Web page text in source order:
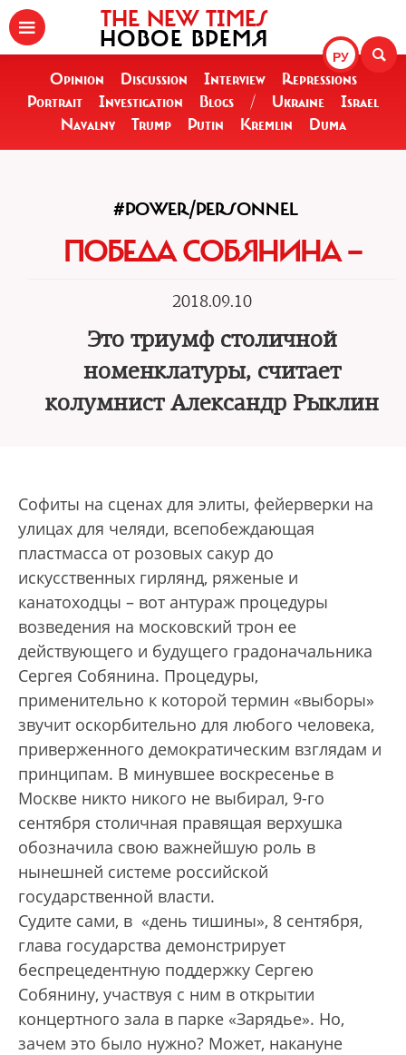
РУ
THE NEW TIMES
НОВОЕ ВРЕМЯ
Opinion Discussion Interview
Repressions
Portrait
Investigation Blogs / Ukraine
Israel
Navalny
Trump Putin Kremlin Duma
#POWER/PERSONNEL
ПОБЕДА СОБЯНИНА —
2018.09.10
Это триумф столичной
номенклатуры, считает
колумнист Александр Рыклин
Софиты на сценах для элиты, фейерверки на
улицах для челяди, всепобеждающая
пластмасса от розовых сакур до
искусственных гирлянд, ряженые и
канатоходцы – вот антураж процедуры
возведения на московский трон ее
действующего и будущего градоначальника
Сергея Собянина. Процедуры,
применительно к которой термин «выборы»
звучит оскорбительно для любого человека,
приверженного демократическим взглядам и
принципам. В минувшее воскресенье в
Москве никто никого не выбирал, 9-го
сентября столичная правящая верхушка
обозначила свою важнейшую роль в
нынешней системе российской
государственной власти.
Судите сами, в «день тишины», 8 сентября,
глава государства демонстрирует
беспрецедентную поддержку Сергею
Собянину, участвуя с ним в открытии
концертного зала в парке «Зарядье». Но,
зачем это было нужно? Может, накануне